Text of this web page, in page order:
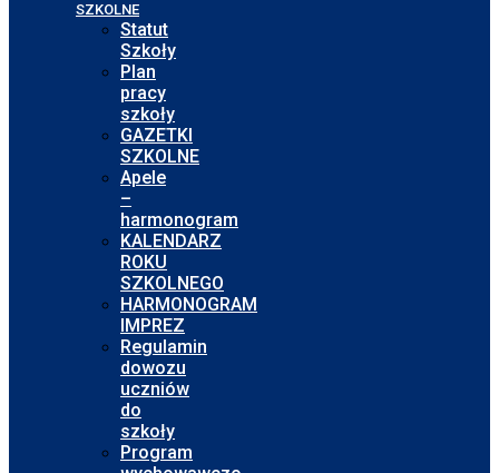
SZKOLNE
Statut
Szkoły
Plan
pracy
szkoły
GAZETKI
SZKOLNE
Apele
–
harmonogram
KALENDARZ
ROKU
SZKOLNEGO
HARMONOGRAM
IMPREZ
Regulamin
dowozu
uczniów
do
szkoły
Program